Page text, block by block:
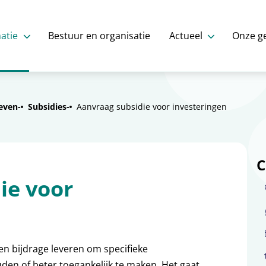
Bestuur en organisatie Actueel Onze
Subsidies Aanvraag subsidie voor investeringen
voor
bijdrage leveren om specifieke